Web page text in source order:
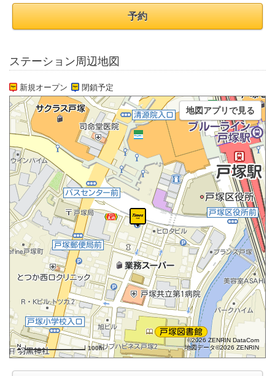
予約
ステーション周辺地図
新規オープン 閉鎖予定
100m
©2026 ZENRIN DataCom
地図データ©2026 ZENRIN
地図アプリで見る